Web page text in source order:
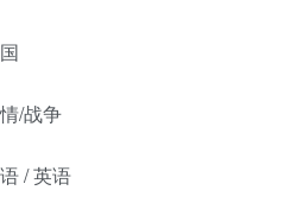
战争
英语